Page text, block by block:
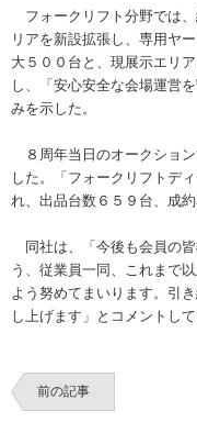
フォークリフト分野では
リアを新設拡張し、専用ヤ
大５００台と、現展示エリ
し、「安心安全な会場運営
みを示した。
８周年当日のオークショ
した。「フォークリフトデ
れ、出品台数６５９台、成
同社は、「今後も会員の
う、従業員一同、これまで
よう努めてまいります。引
し上げます」とコメントして
前の記事